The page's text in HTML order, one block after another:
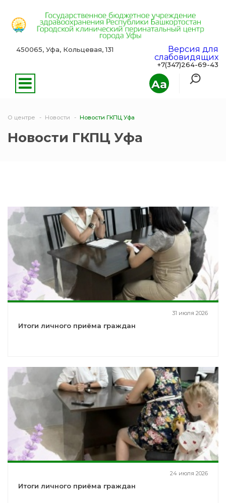
Aa
450065, Уфа, Кольцевая, 131
Версия для
слабовидящих
+7(347)264-69-43
О центре Новости Новости ГКПЦ Уфа
Новости ГКПЦ Уфа
31 июля 2026
Итоги личного приёма граждан
24 июля 2026
Итоги личного приёма граждан